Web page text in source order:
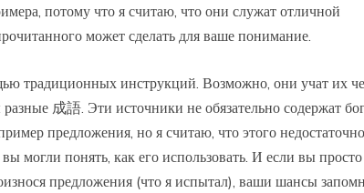
потому что я считаю, что они служат отличной
может сделать для ваше понимание.
традиционных инструкций. Возможно, они учат их
成語. Эти источники не обязательно содержат
предложения, но я считаю, что этого
могли понять, как его использовать. И если вы просто
предложения (что я испытал), ваши шансы